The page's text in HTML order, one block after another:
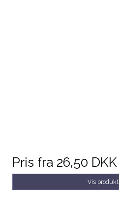
Pris fra 26,50 DKK
Vis produkt